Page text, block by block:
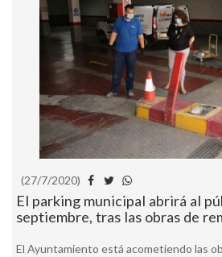
(27/7/2020)
El parking municipal abrirá al
septiembre, tras las obras de
El Ayuntamiento está acometiendo las